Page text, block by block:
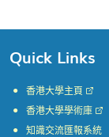
Quick Links
香港大學主頁
香港大學學術庫
知識交流匯報系統